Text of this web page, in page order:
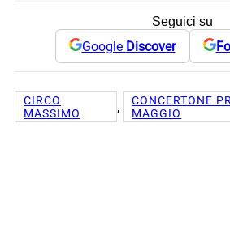
Seguici su
Google Discover
CIRCO
MASSIMO
,
CONCERTONE
MAGGIO